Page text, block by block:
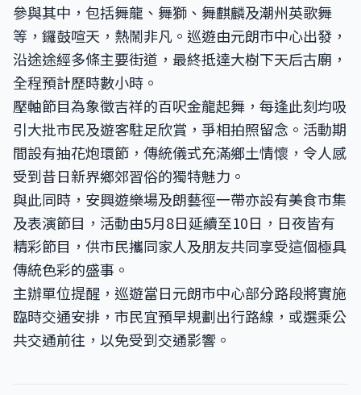
參與其中，包括舞龍、舞獅、舞麒麟及潮州英歌舞
等，鑼鼓喧天，熱鬧非凡。巡遊由元朗市中心出發，
沿途途經多條主要街道，最終抵達大樹下天后古廟，
全程預計歷時數小時。
壓軸節目為象徵吉祥的百呎金龍起舞，每逢此刻均吸
引大批市民及遊客駐足欣賞，爭相拍照留念。活動期
間設有抽花炮環節，傳統儀式充滿鄉土情懷，令人感
受到昔日新界鄉郊習俗的獨特魅力。
與此同時，安興遊樂場及朗藝徑一帶亦設有美食市集
及表演節目，活動由5月8日延續至10日，日夜皆有
精彩節目，供市民攜同家人及朋友共同享受這個極具
傳統色彩的盛事。
主辦單位提醒，巡遊當日元朗市中心部分路段將實施
臨時交通安排，市民宜預早規劃出行路線，或選乘公
共交通前往，以免受到交通影響。